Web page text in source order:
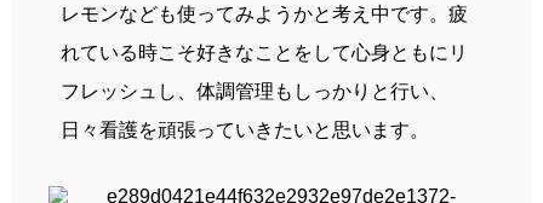
レモンなども使ってみようかと考え中です。疲
れている時こそ好きなことをして心身ともにリ
フレッシュし、体調管理もしっかりと行い、
日々看護を頑張っていきたいと思います。